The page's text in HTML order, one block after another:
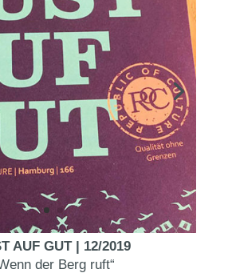
AUF GUT | 12/2019
der Berg ruft“